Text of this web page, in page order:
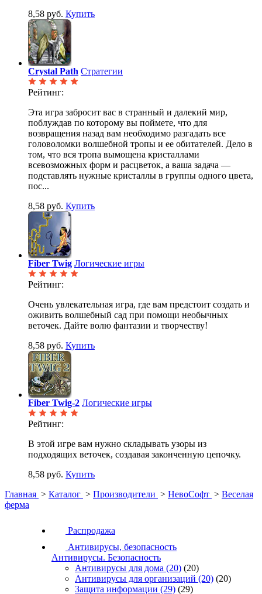
8,58 руб. Купить
Crystal Path Стратегии
Рейтинг:
Эта игра забросит вас в странный и далекий мир,
поблуждав по которому вы поймете, что для
возвращения назад вам необходимо разгадать все
головоломки волшебной тропы и ее обитателей. Дело в
том, что вся тропа вымощена кристаллами
всевозможных форм и расцветок, а ваша задача —
подставлять нужные кристаллы в группы одного цвета,
пос...
8,58 руб. Купить
Fiber Twig Логические игры
Рейтинг:
Очень увлекательная игра, где вам предстоит создать и
оживить волшебный сад при помощи необычных
веточек. Дайте волю фантазии и творчеству!
8,58 руб. Купить
Fiber Twig-2 Логические игры
Рейтинг:
В этой игре вам нужно складывать узоры из
подходящих веточек, создавая законченную цепочку.
8,58 руб. Купить
Главная > Каталог > Производители > НевоСофт > Веселая
ферма
Распродажа
Антивирусы, безопасность
Антивирусы. Безопасность
Антивирусы для дома (20) (20)
Антивирусы для организаций (20) (20)
Защита информации (29) (29)